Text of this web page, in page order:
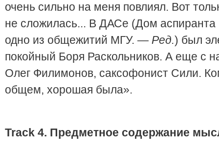
очень сильно на меня повлиял. Вот
не сложилась... В ДАСе (Дом аспиранта
одно из общежитий МГУ. — Ред.) был
покойный Боря Раскольников. А еще с
Олег Филимонов, саксофонист Сили.
общем, хорошая была».
Track 4. Предметное содержание